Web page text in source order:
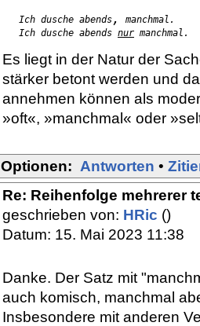
Ich dusche abends ,
manchmal.
   Ich dusche abends
nur manchmal.
Es liegt in der Natur der
stärker betont werden und
annehmen können als
»oft«, »manchmal« oder
Optionen: Antworten •
Re: Reihenfolge mehrerer
geschrieben von: HRic ()
Datum: 15. Mai 2023 11:38
Danke. Der Satz mit
auch komisch, manchmal
Insbesondere mit anderen